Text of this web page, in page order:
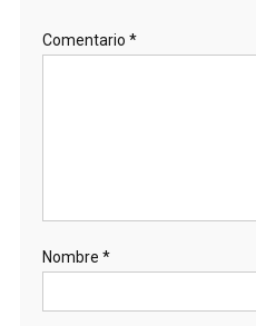
Comentario *
Nombre *